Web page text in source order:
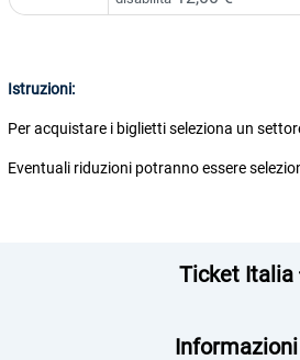
Istruzioni:
Per acquistare i biglietti seleziona un
Eventuali riduzioni potranno essere
Ticket Italia
Informazioni